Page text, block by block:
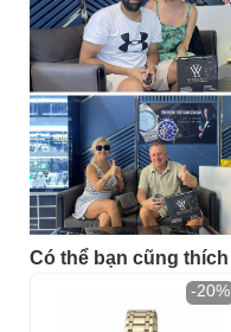
Có thể bạn cũng thích
-20%